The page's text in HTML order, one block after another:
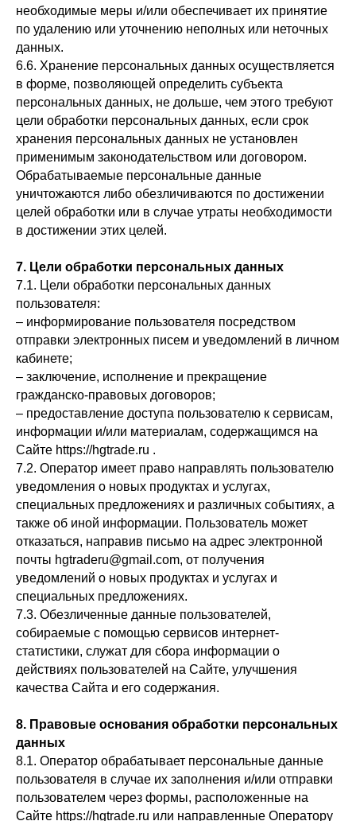
необходимые меры и/или обеспечивает их принятие
по удалению или уточнению неполных или неточных
данных.
6.6. Хранение персональных данных осуществляется
в форме, позволяющей определить субъекта
персональных данных, не дольше, чем этого требуют
цели обработки персональных данных, если срок
хранения персональных данных не установлен
применимым законодательством или договором.
Обрабатываемые персональные данные
уничтожаются либо обезличиваются по достижении
целей обработки или в случае утраты необходимости
в достижении этих целей.
7. Цели обработки персональных данных
7.1. Цели обработки персональных данных
пользователя:
– информирование пользователя посредством
отправки электронных писем и уведомлений в личном
кабинете;
– заключение, исполнение и прекращение
гражданско-правовых договоров;
– предоставление доступа пользователю к сервисам,
информации и/или материалам, содержащимся на
Сайте https://hgtrade.ru .
7.2. Оператор имеет право направлять пользователю
уведомления о новых продуктах и услугах,
специальных предложениях и различных событиях, а
также об иной информации. Пользователь может
отказаться, направив письмо на адрес электронной
почты hgtraderu@gmail.com, от получения
уведомлений о новых продуктах и услугах и
специальных предложениях.
7.3. Обезличенные данные пользователей,
собираемые с помощью сервисов интернет-
статистики, служат для сбора информации о
действиях пользователей на Сайте, улучшения
качества Сайта и его содержания.
8. Правовые основания обработки персональных
данных
8.1. Оператор обрабатывает персональные данные
пользователя в случае их заполнения и/или отправки
пользователем через формы, расположенные на
Сайте https://hgtrade.ru или направленные Оператору